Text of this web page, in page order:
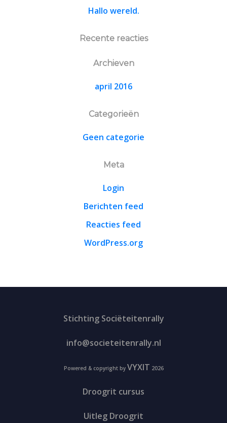
Hallo wereld.
Recente reacties
Archieven
april 2016
Categorieën
Geen categorie
Meta
Login
Berichten feed
Reacties feed
WordPress.org
Stichting Sociëteitenrally
info@societeitenrally.nl
Powered & copyright by VYXIT 2026
Droogrit cursus
Uitleg Droogrit